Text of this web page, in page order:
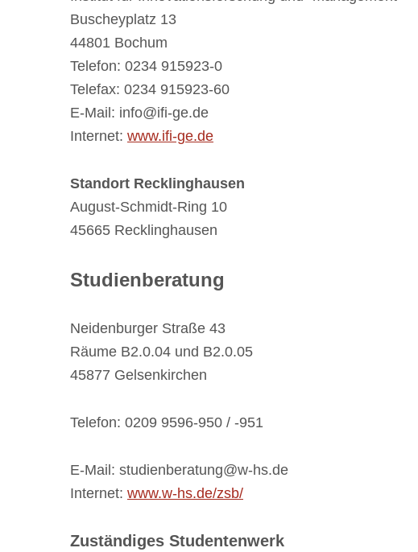
Buscheyplatz 13
44801 Bochum
Telefon: 0234 915923-0
Telefax: 0234 915923-60
E-Mail: info@ifi-ge.de
Internet: www.ifi-ge.de
Standort Recklinghausen
August-Schmidt-Ring 10
45665 Recklinghausen
Studienberatung
Neidenburger Straße 43
Räume B2.0.04 und B2.0.05
45877 Gelsenkirchen
Telefon: 0209 9596-950 / -951
E-Mail: studienberatung@w-hs.de
Internet: www.w-hs.de/zsb/
Zuständiges Studentenwerk